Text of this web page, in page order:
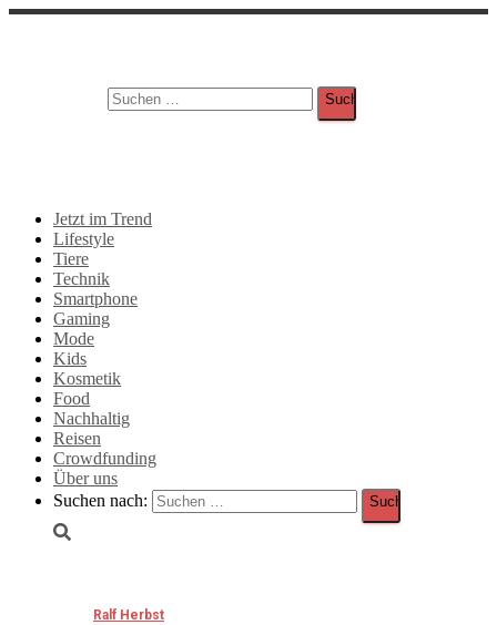
Jetzt im Trend
Lifestyle
Tiere
Technik
Smartphone
Gaming
Mode
Kids
Kosmetik
Food
Nachhaltig
Reisen
Crowdfunding
Über uns
Suchen nach:
Ralf Herbst